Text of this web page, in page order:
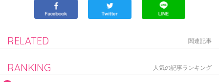
RELATED 関連記事
RANKING 人気の記事ランキング